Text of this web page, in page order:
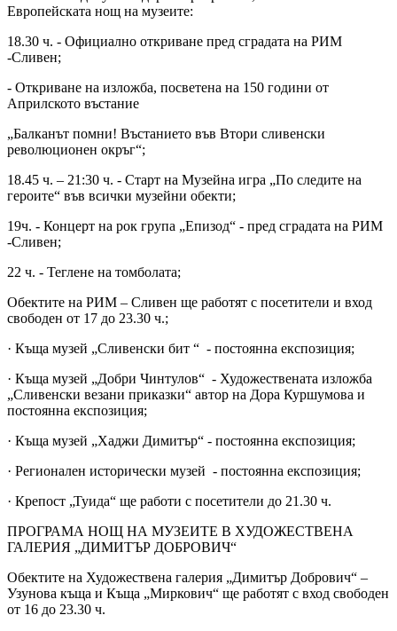
Европейската нощ на музеите:
18.30 ч. - Официално откриване пред сградата на РИМ
-Сливен;
- Откриване на изложба, посветена на 150 години от
Априлското въстание
„Балканът помни! Въстанието във Втори сливенски
революционен окръг“;
18.45 ч. – 21:30 ч. - Старт на Музейна игра „По следите на
героите“ във всички музейни обекти;
19ч. - Концерт на рок група „Епизод“ - пред сградата на РИМ
-Сливен;
22 ч. - Теглене на томболата;
Обектите на РИМ – Сливен ще работят с посетители и вход
свободен от 17 до 23.30 ч.;
· Къща музей „Сливенски бит “ - постоянна експозиция;
· Къща музей „Добри Чинтулов“ - Художествената изложба
„Сливенски везани приказки“ автор на Дора Куршумова и
постоянна експозиция;
· Къща музей „Хаджи Димитър“ - постоянна експозиция;
· Регионален исторически музей - постоянна експозиция;
· Крепост „Туида“ ще работи с посетители до 21.30 ч.
ПРОГРАМА НОЩ НА МУЗЕИТЕ В ХУДОЖЕСТВЕНА
ГАЛЕРИЯ „ДИМИТЪР ДОБРОВИЧ“
Обектите на Художествена галерия „Димитър Добрович“ –
Узунова къща и Къща „Миркович“ ще работят с вход свободен
от 16 до 23.30 ч.